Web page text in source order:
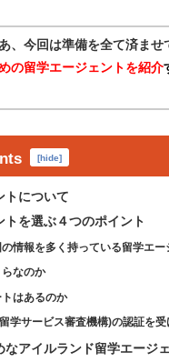
、今回は準備を全て済ませ
の留学エージェントを紹介
[hide]
トについて
トを選ぶ４つのポイント
情報を多く持っている留学エー
なのか
はあるのか
学サービス審査機構)の認証を受
なアイルランド留学エージ